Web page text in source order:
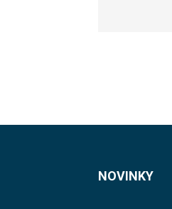
NOVINKY